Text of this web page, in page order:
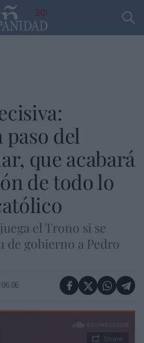
30
paso del
que acabará
de todo lo
el Trono si se
de gobierno a Pedro